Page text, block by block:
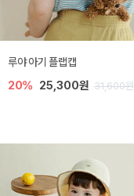
루야 아기 플랩캡
20% 25,300원 31,600원